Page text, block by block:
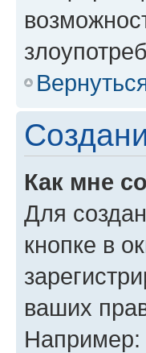
Как мне
Для
кнопке в
ваших
Например: